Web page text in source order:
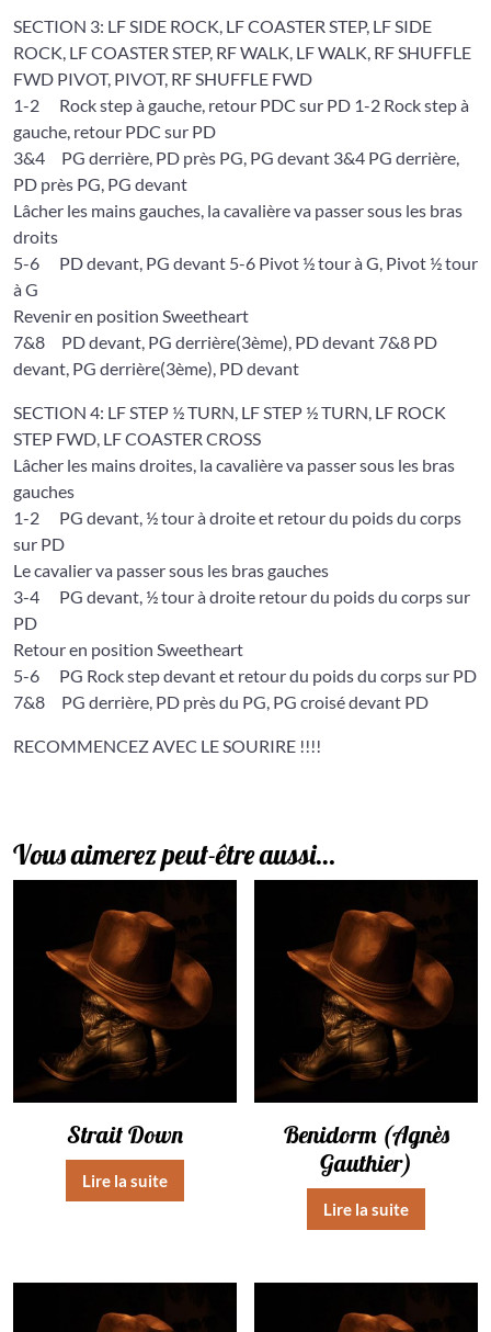
SECTION 3: LF SIDE ROCK, LF COASTER STEP, LF SIDE
ROCK, LF COASTER STEP, RF WALK, LF WALK, RF SHUFFLE
FWD PIVOT, PIVOT, RF SHUFFLE FWD
1-2 Rock step à gauche, retour PDC sur PD 1-2 Rock step à
gauche, retour PDC sur PD
3&4 PG derrière, PD près PG, PG devant 3&4 PG derrière,
PD près PG, PG devant
Lâcher les mains gauches, la cavalière va passer sous les bras
droits
5-6 PD devant, PG devant 5-6 Pivot ½ tour à G, Pivot ½ tour
à G
Revenir en position Sweetheart
7&8 PD devant, PG derrière(3ème), PD devant 7&8 PD
devant, PG derrière(3ème), PD devant
SECTION 4: LF STEP ½ TURN, LF STEP ½ TURN, LF ROCK
STEP FWD, LF COASTER CROSS
Lâcher les mains droites, la cavalière va passer sous les bras
gauches
1-2 PG devant, ½ tour à droite et retour du poids du corps
sur PD
Le cavalier va passer sous les bras gauches
3-4 PG devant, ½ tour à droite retour du poids du corps sur
PD
Retour en position Sweetheart
5-6 PG Rock step devant et retour du poids du corps sur PD
7&8 PG derrière, PD près du PG, PG croisé devant PD
RECOMMENCEZ AVEC LE SOURIRE !!!!
Vous aimerez peut-être aussi…
Strait Down
Lire la suite
Benidorm (Agnès
Gauthier)
Lire la suite